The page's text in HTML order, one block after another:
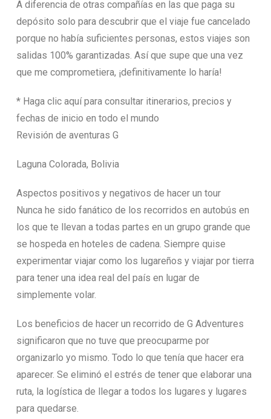
A diferencia de otras compañías en las que paga su
depósito solo para descubrir que el viaje fue cancelado
porque no había suficientes personas, estos viajes son
salidas 100% garantizadas. Así que supe que una vez
que me comprometiera, ¡definitivamente lo haría!
* Haga clic aquí para consultar itinerarios, precios y
fechas de inicio en todo el mundo
Revisión de aventuras G
Laguna Colorada, Bolivia
Aspectos positivos y negativos de hacer un tour
Nunca he sido fanático de los recorridos en autobús en
los que te llevan a todas partes en un grupo grande que
se hospeda en hoteles de cadena. Siempre quise
experimentar viajar como los lugareños y viajar por tierra
para tener una idea real del país en lugar de
simplemente volar.
Los beneficios de hacer un recorrido de G Adventures
significaron que no tuve que preocuparme por
organizarlo yo mismo. Todo lo que tenía que hacer era
aparecer. Se eliminó el estrés de tener que elaborar una
ruta, la logística de llegar a todos los lugares y lugares
para quedarse.